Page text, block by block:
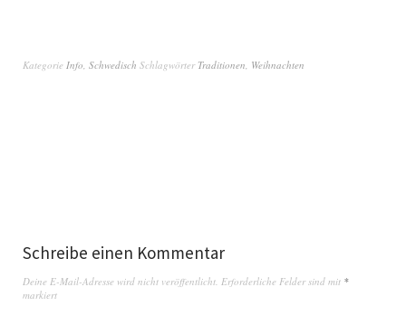
Kategorie Info Schwedisch Schlagwörter Traditionen Weihnachten
Schreibe einen Kommentar
Deine E-Mail-Adresse wird nicht veröffentlicht. Erforderliche Felder sind mit *
markiert